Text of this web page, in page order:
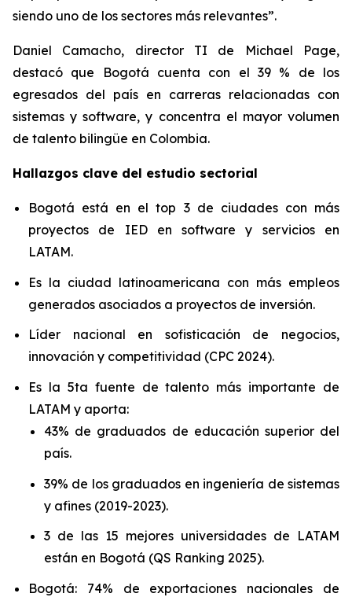
siendo uno de los sectores más relevantes”.
Daniel Camacho, director TI de Michael Page,
destacó que Bogotá cuenta con el 39 % de los
egresados del país en carreras relacionadas con
sistemas y software, y concentra el mayor volumen
de talento bilingüe en Colombia.
Hallazgos clave del estudio sectorial
Bogotá está en el top 3 de ciudades con más
proyectos de IED en software y servicios en
LATAM.
Es la ciudad latinoamericana con más empleos
generados asociados a proyectos de inversión.
Líder nacional en sofisticación de negocios,
innovación y competitividad (CPC 2024).
Es la 5ta fuente de talento más importante de
LATAM y aporta:
43% de graduados de educación superior del
país.
39% de los graduados en ingeniería de sistemas
y afines (2019-2023).
3 de las 15 mejores universidades de LATAM
están en Bogotá (QS Ranking 2025).
Bogotá: 74% de exportaciones nacionales de